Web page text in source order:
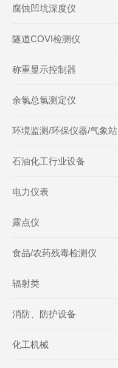
腐蚀凹坑深度仪
隧道COVI检测仪
称重显示控制器
余氯总氯测定仪
环境监测/环保仪器/气象站
石油化工行业设备
电力仪表
露点仪
食品/农药残毒检测仪
辐射类
消防、防护设备
化工机械